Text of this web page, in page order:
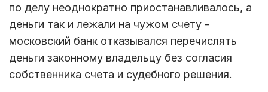
по делу неоднократно приостанавливалось, а
деньги так и лежали на чужом счету -
московский банк отказывался перечислять
деньги законному владельцу без согласия
собственника счета и судебного решения.